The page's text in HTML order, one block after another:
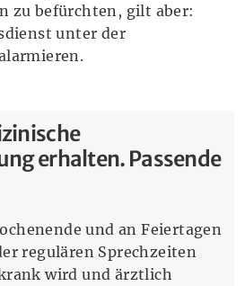
zu befürchten, gilt aber:
unter der
erhalten. Passende
und an Feiertagen
regulären Sprechzeiten
wird und ärztlich